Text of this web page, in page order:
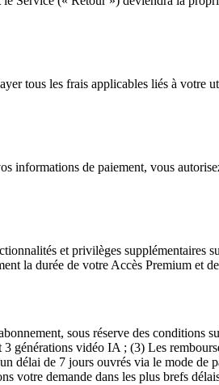
tous les frais applicables liés à
informations de paiement, vous
et privilèges supplémentaires
la durée de votre Accès Premium et
sous réserve des conditions
générations vidéo IA ; (3) Les
délai de 7 jours ouvrés via le mode de
votre demande dans les plus brefs